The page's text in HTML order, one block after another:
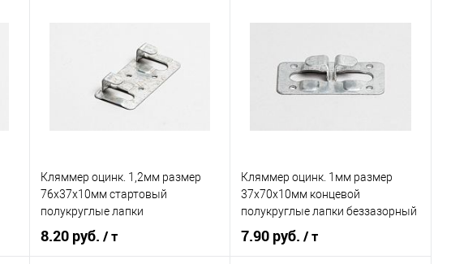
Купить в 1 клик
Сравнение
В избранное
Под заказ
Купить в 1 клик
Сравнение
В избранное
Под заказ
Кляммер оцинк. 1,2мм размер
76х37х10мм стартовый
полукруглые лапки
8.20 руб. / т
Кляммер оцинк. 1мм размер
37х70х10мм концевой
полукруглые лапки беззазорный
7.90 руб./ т